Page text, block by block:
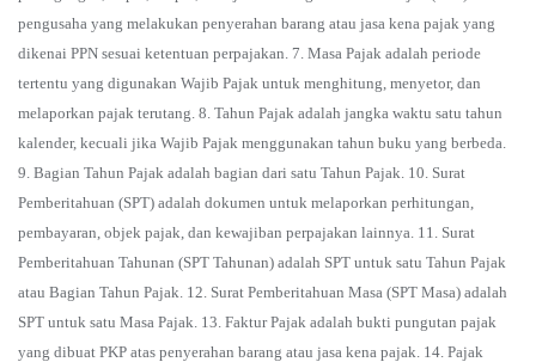
pengusaha yang melakukan penyerahan barang atau jasa kena pajak yang
dikenai PPN sesuai ketentuan perpajakan. 7. Masa Pajak adalah periode
tertentu yang digunakan Wajib Pajak untuk menghitung, menyetor, dan
melaporkan pajak terutang. 8. Tahun Pajak adalah jangka waktu satu tahun
kalender, kecuali jika Wajib Pajak menggunakan tahun buku yang berbeda.
9. Bagian Tahun Pajak adalah bagian dari satu Tahun Pajak. 10. Surat
Pemberitahuan (SPT) adalah dokumen untuk melaporkan perhitungan,
pembayaran, objek pajak, dan kewajiban perpajakan lainnya. 11. Surat
Pemberitahuan Tahunan (SPT Tahunan) adalah SPT untuk satu Tahun Pajak
atau Bagian Tahun Pajak. 12. Surat Pemberitahuan Masa (SPT Masa) adalah
SPT untuk satu Masa Pajak. 13. Faktur Pajak adalah bukti pungutan pajak
yang dibuat PKP atas penyerahan barang atau jasa kena pajak. 14. Pajak